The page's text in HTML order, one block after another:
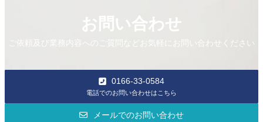
お問い合わせ
ご依頼及び業務内容へのご質問などお気軽にお問い合わせください
0166-33-0584
電話でのお問い合わせはこちら
メールでのお問い合わせ